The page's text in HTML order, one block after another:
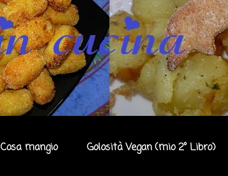
Cosa mangio Golosità Vegan (mio 2° Libro)